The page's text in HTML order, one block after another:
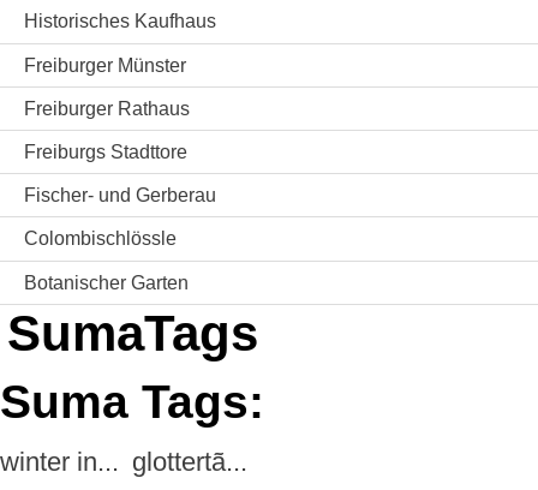
Historisches Kaufhaus
Freiburger Münster
Freiburger Rathaus
Freiburgs Stadttore
Fischer- und Gerberau
Colombischlössle
Botanischer Garten
SumaTags
Suma Tags:
winter in... glottertã...